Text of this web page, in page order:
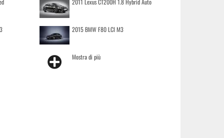
2015 BMW F80 LCI M3
Mostra di più